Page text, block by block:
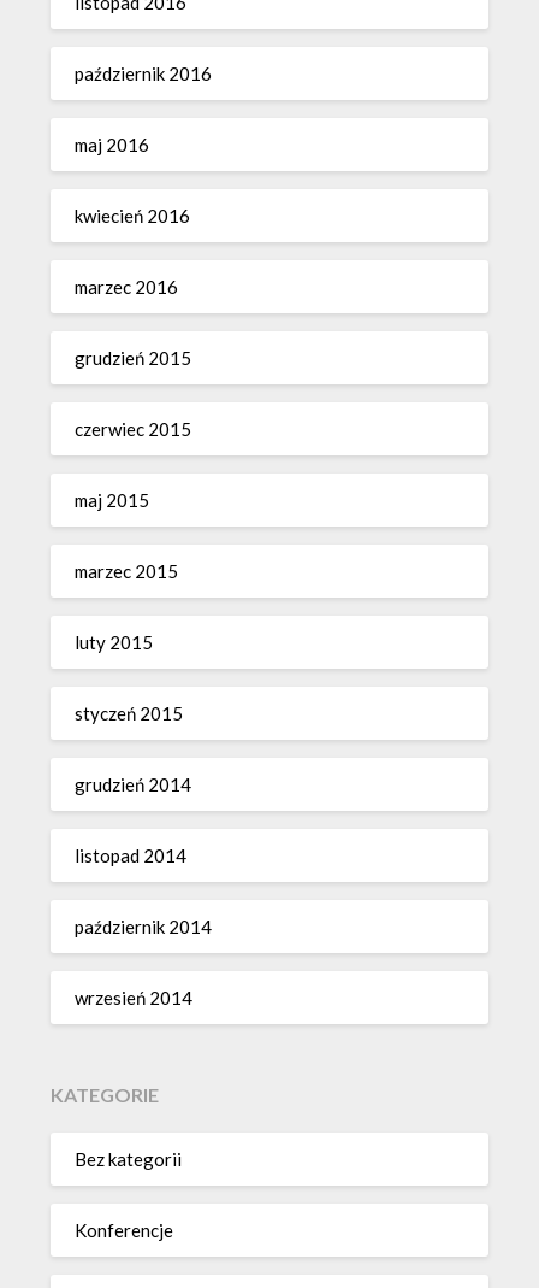
październik 2016
maj 2016
kwiecień 2016
marzec 2016
grudzień 2015
czerwiec 2015
maj 2015
marzec 2015
luty 2015
styczeń 2015
grudzień 2014
listopad 2014
październik 2014
wrzesień 2014
KATEGORIE
Bez kategorii
Konferencje